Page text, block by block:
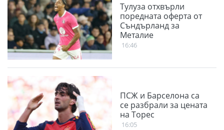
Тулуза отхвърли
поредната оферта от
Съндърланд за
Металие
16:46
ПСЖ и Барселона са
се разбрали за цената
на Торес
16:05